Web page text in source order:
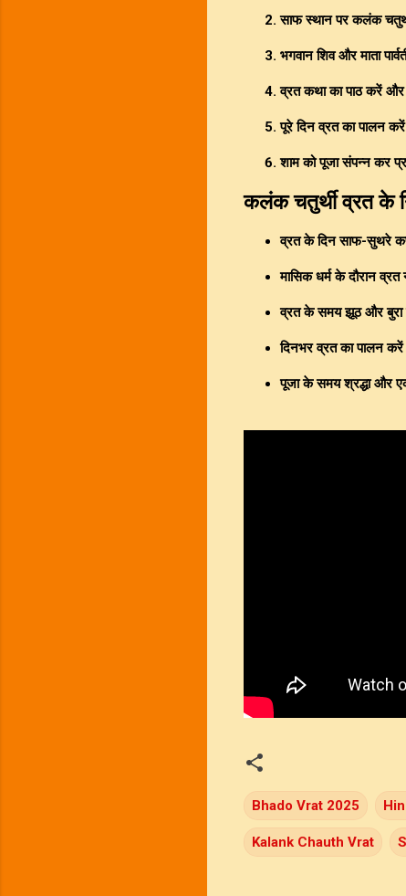
साफ स्थान पर कलंक
भगवान शिव और माता
व्रत कथा का पाठ करें
पूरे दिन व्रत का पालन
शाम को पूजा संपन्न कर
कलंक चतुर्थी व्रत के
व्रत के दिन साफ-सुथरे
मासिक धर्म के दौरान
व्रत के समय झूठ और बुरा
दिनभर व्रत का पालन
पूजा के समय श्रद्धा और
Bhado Vrat 2025
Kalank Chauth Vrat